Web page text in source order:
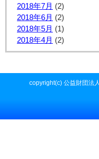
2018年7月 (2)
2018年6月 (2)
2018年5月 (1)
2018年4月 (2)
copyright(c) 公益財団法